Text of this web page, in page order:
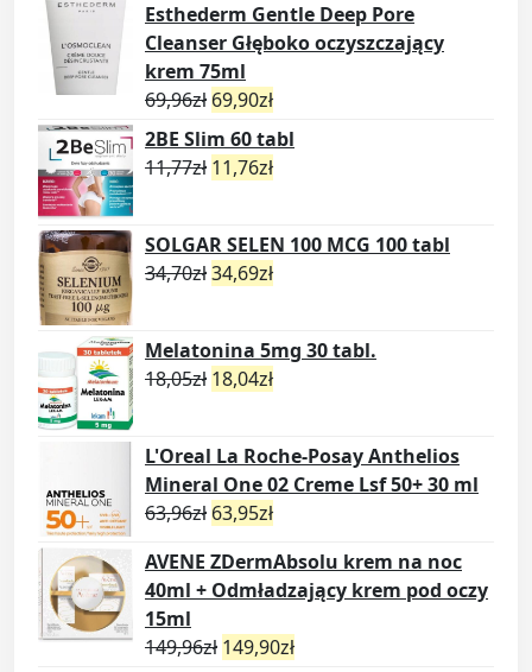
Esthederm Gentle Deep Pore
Cleanser Głęboko oczyszczający
krem 75ml
69,96zł 69,90zł
2BE Slim 60 tabl
11,77zł 11,76zł
SOLGAR SELEN 100 MCG 100 tabl
34,70zł34,69zł
Melatonina 5mg 30 tabl.
18,05zł 18,04zł
L'Oreal La Roche-Posay Anthelios
Mineral One 02 Creme Lsf 50+ 30 ml
63,96zł 63,95zł
AVENE ZDermAbsolu krem na noc
40ml + Odmładzający krem pod oczy
15ml
149,96zł 149,90zł